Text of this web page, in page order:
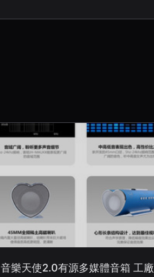
音樂天使2.0有源多媒體音箱 工廠